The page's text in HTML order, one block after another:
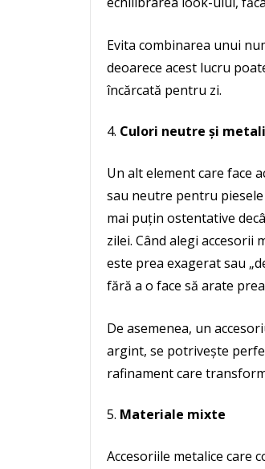
Evita combinarea unui
deoarece acest lucru
încărcată pentru zi.
Culori neutre și
Un alt element care face
sau neutre pentru
mai puțin ostentative
zilei. Când alegi
este prea exagerat sau
fără a o face să arate
De asemenea, un
argint, se potrivește
rafinament care
Materiale mixte
Accesoriile metalice care